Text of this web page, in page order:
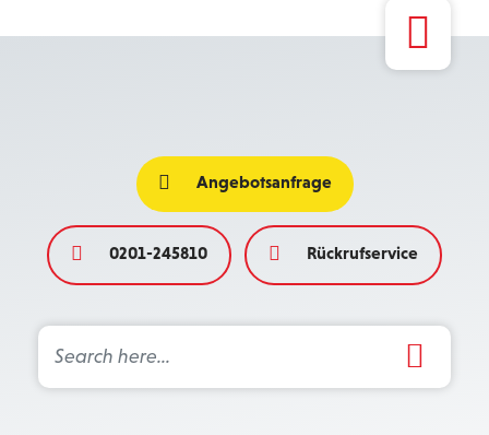
Angebotsanfrage
0201-245810 Rückrufservice
Search
for:
Search Button